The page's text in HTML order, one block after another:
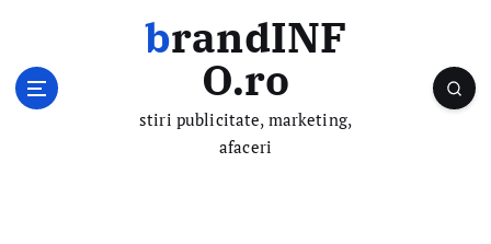
brandINF
O.ro
stiri publicitate, marketing,
afaceri